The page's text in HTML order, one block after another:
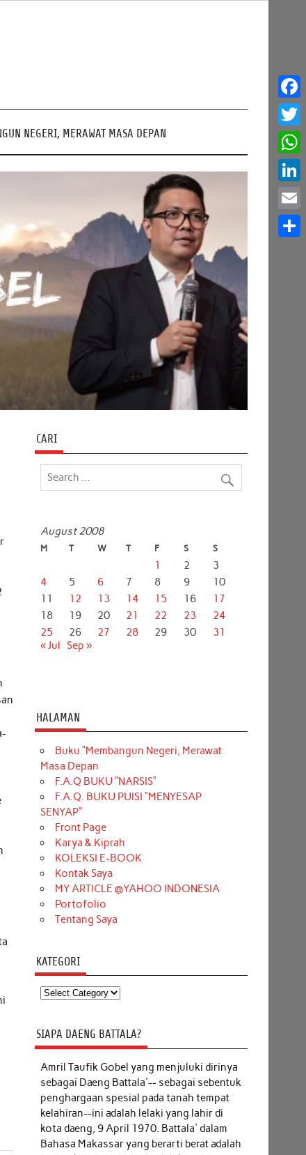
NEGERI, MERAWAT MASA DEPAN
CARI
August 2008
M T W T F S S
1 2
3
4
5 6 7 8 9
10
11
12 13 14 15 16
17
18
19 20 21 22 23
24
25
26 27 28 29 30
31
« Jul Sep »
HALAMAN
Buku “Membangun Negeri, Merawat
Masa Depan
F.A.Q BUKU “NARSIS”
F.A.Q. BUKU PUISI “MENYESAP
SENYAP”
Front Page
Karya & Kiprah
KOLEKSI E-BOOK
Kontak Saya
MY ARTICLE @YAHOO INDONESIA
Portofolio
Tentang Saya
KATEGORI
Kategori
SIAPA DAENG BATTALA?
Amril Taufik Gobel yang menjuluki dirinya
sebagai Daeng Battala'-- sebagai sebentuk
penghargaan spesial pada tanah tempat
kelahiran--ini adalah lelaki yang lahir di
kota daeng, 9 April 1970. Battala' dalam
Bahasa Makassar yang berarti berat adalah
Email